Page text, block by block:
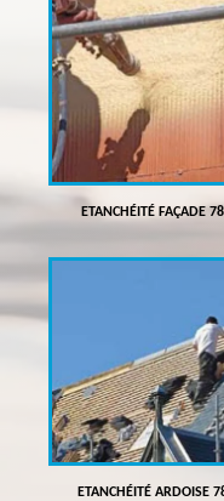
ETANCHÉITÉ FAÇADE 78
ETANCHÉITÉ ARDOISE